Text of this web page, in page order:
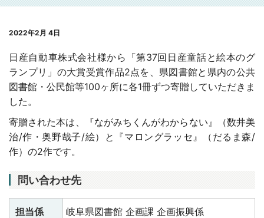
2022年2月 4日
日産自動車株式会社様から「第37回日産童話と絵本のグ
ランプリ」の大賞受賞作品2点を、県図書館と県内の公共
図書館・公民館等100ヶ所に各1冊ずつ寄贈していただきま
した。
寄贈された本は、『ながみちくんがわからない』（数井美
治/作・奥野哉子/絵）と『マロングラッセ』（だるま森/
作）の2作です。
問い合わせ先
担当係 岐阜県図書館 企画課 企画振興係